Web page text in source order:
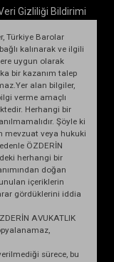
Gizliliği Bildirimi
Türkiye Barolar
kalınarak ve ilgili
uygun olarak
bir kazanım talep
alan bilgiler,
verme amaçlı
Herhangi bir
Şöyle ki
mevzuat veya hukuki
ÖZDERİN
herhangi bir
doğan
içeriklerin
gördüklerini iddia
AVUKATLIK
sürece, bu